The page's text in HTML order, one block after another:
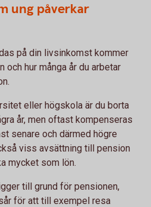
ung påverkar
på din livsinkomst kommer
och hur många år du arbetar
eller högskola är du borta
år, men oftast kompenseras
senare och därmed högre
viss avsättning till pension
mycket som lön.
till grund för pensionen,
för att till exempel resa